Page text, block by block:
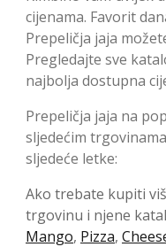
cijenama. Favorit
Prepeličja jaja
Pregledajte sve
najbolja dostupna
Prepeličja jaja na
sljedećim
sljedeće letke:
Ako trebate kupiti
trgovinu i njene
Mango, Pizza,